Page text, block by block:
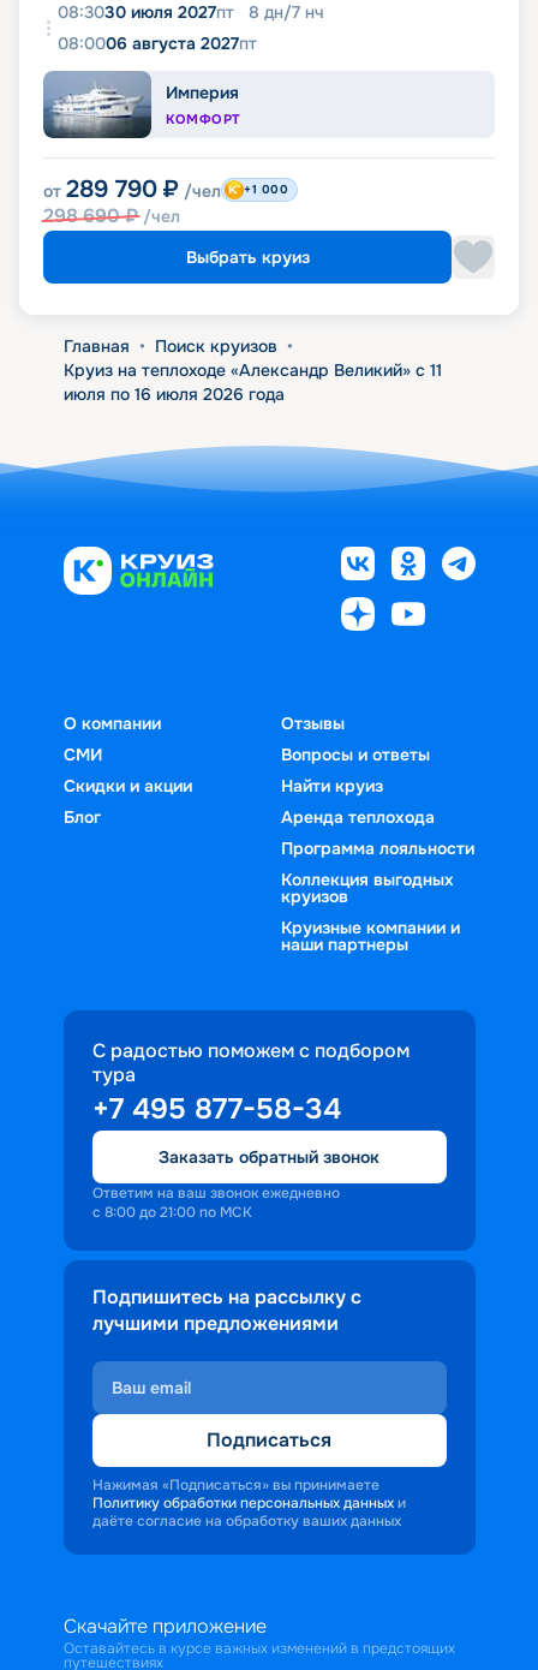
08:3030 июля 2027пт 8 дн/7 нч
08:0006 августа 2027пт
Империя
КОМФОРТ
от 289 790 ₽ /чел
298 690₽ /чел
+1 000
Выбрать круиз
Главная • Поиск круизов •
Круиз на теплоходе «Александр Великий» с 11
июля по 16 июля 2026 года
О компании
СМИ
Скидки и акции
Блог
Отзывы
Вопросы и ответы
Найти круиз
Аренда теплохода
Программа лояльности
Коллекция выгодных
круизов
Круизные компании и
наши партнеры
С радостью поможем с подбором
тура
+7 495 877-58-34
Заказать обратный звонок
Ответим на ваш звонок ежедневно
с 8:00 до 21:00 по МСК
Подпишитесь на рассылку с
лучшими предложениями
Подписаться
Нажимая «Подписаться» вы принимаете
Политику обработки персональных данных и
даёте согласие на обработку ваших данных
Скачайте приложение
Оставайтесь в курсе важных изменений в предстоящих
путешествиях